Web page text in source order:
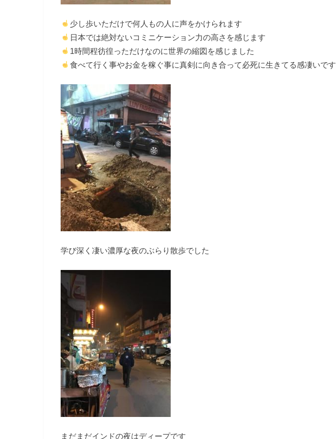
少し歩いただけで何人もの人に声をかけられます
日本では絶対ないコミニケーション力の高さを感じます
1時間程彷徨っただけなのに世界の縮図を感じました
食べて行く事やお金を稼ぐ事に真剣に向き合って必死に生きてる感凄いです
学び深く凄い濃厚な夜のぶらり散歩でした
まだまだインドの夜はディープです